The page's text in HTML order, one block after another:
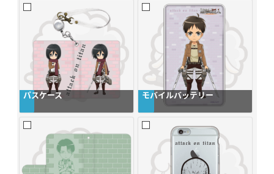
パスケース モバイルバッテリー